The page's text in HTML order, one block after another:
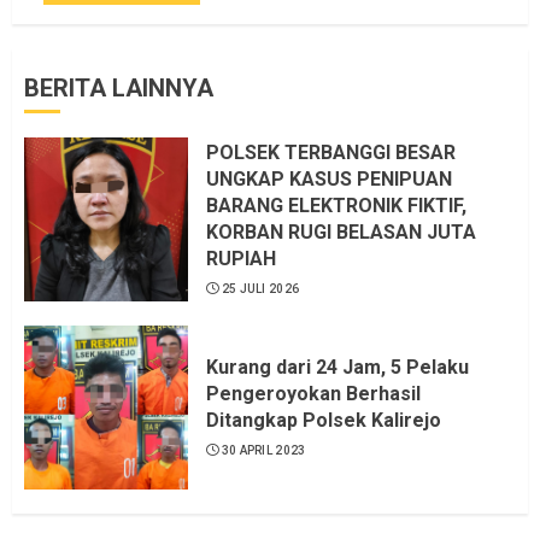
BERITA LAINNYA
POLSEK TERBANGGI BESAR
UNGKAP KASUS PENIPUAN
BARANG ELEKTRONIK FIKTIF,
KORBAN RUGI BELASAN JUTA
RUPIAH
25 JULI 2026
Kurang dari 24 Jam, 5 Pelaku
Pengeroyokan Berhasil
Ditangkap Polsek Kalirejo
30 APRIL 2023